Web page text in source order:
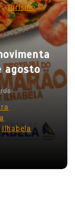
Turismo
agosto
Ilhabela